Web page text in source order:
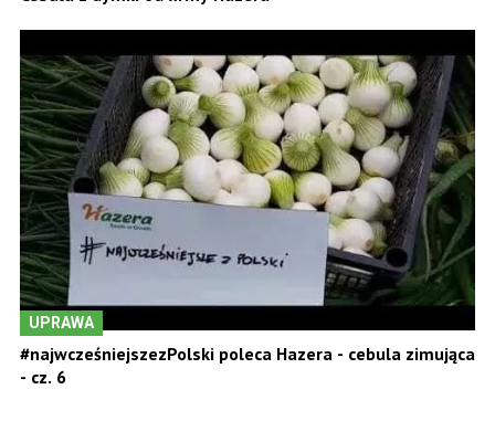
UPRAWA
#najwcześniejszezPolski poleca Hazera - cebula zimująca
- cz. 6